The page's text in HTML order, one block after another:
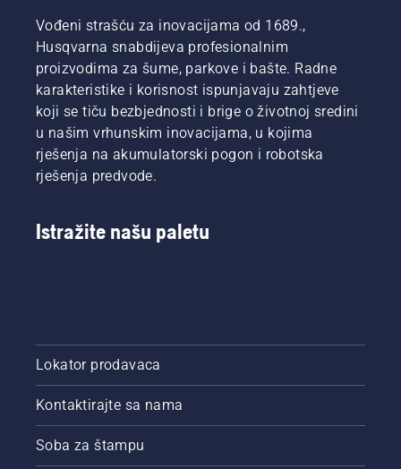
Husqvarna
motornom
kosom.
Vođeni strašću za inovacijama od 1689.,
Husqvarna snabdijeva profesionalnim
proizvodima za šume, parkove i bašte. Radne
karakteristike i korisnost ispunjavaju zahtjeve
koji se tiču bezbjednosti i brige o životnoj sredini
u našim vrhunskim inovacijama, u kojima
rješenja na akumulatorski pogon i robotska
rješenja predvode.
Istražite našu paletu
Lokator prodavaca
Kontaktirajte sa nama
Soba za štampu